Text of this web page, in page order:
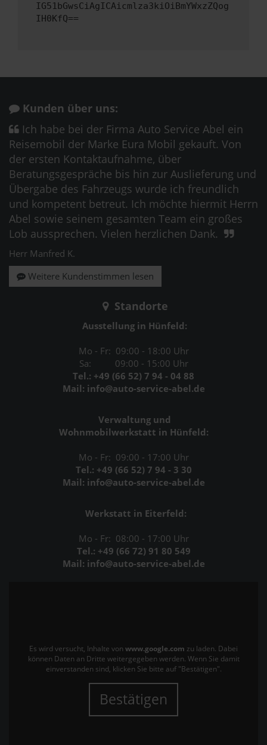
IG51bGwsCiAgICAicmlza3kiOiBmYWxzZQog
IH0KfQ==
Kunden über uns:
Ich habe bei der Firma Auto Service Abel ein
Reisemobil der Marke Eura Mobil gekauft. Von
der ersten Kontaktaufnahme, über
Beratungsgespräche bis hin zur Auslieferung und
Übergabe des Fahrzeugs wurde ich freundlich
und kompetent betreut. Ich möchte hiermit Herrn
Abel sowie seinem gesamten Team ein großes
Lob aussprechen. Vielen herzlichen Dank.
Herr Manfred K.
Weitere Kundenstimmen lesen
Standorte
Ausstellung in Hünfeld:
Mo - Fr: 09:00 - 18:00 Uhr
Sa: 09:00 - 15:00 Uhr
Tel.: +49 (66 52) 7 94 - 04 88
Mail: info@auto-service-abel.de
Verwaltung und
Wohnmobilwerkstatt in Hünfeld:
Mo - Fr: 09:00 - 17:00 Uhr
Tel.: +49 (66 52) 7 94 - 3 30
Mail: info@auto-service-abel.de
Werkstatt in Eiterfeld:
Mo - Fr: 08:00 - 17:00 Uhr
Tel.: +49 (66 72) 91 80 549
Mail: info@auto-service-abel.de
Es wird versucht, Inhalte von www.google.com zu laden. Dabei
können Daten an Dritte weitergegeben werden. Wenn Sie damit
einverstanden sind, klicken Sie bitte auf "Bestätigen".
Bestätigen